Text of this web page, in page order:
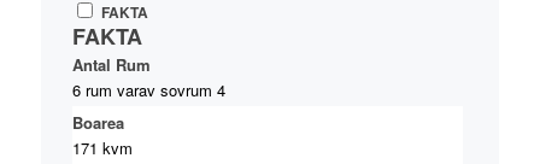
FAKTA
FAKTA
Antal Rum
6 rum varav sovrum 4
Boarea
171 kvm